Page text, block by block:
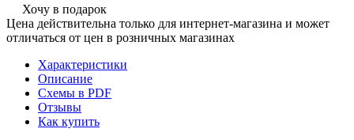
Хочу в подарок
Цена действительна только для интернет-магазина и может
отличаться от цен в розничных магазинах
Характеристики
Описание
Схемы в PDF
Отзывы
Как купить